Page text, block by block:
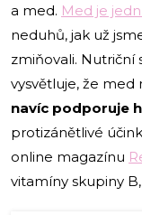
a med. Med je
neduhů, jak už
zmiňovali. Nutriční
vysvětluje, že med
navíc podporuje
protizánětlivé
online magazínu
vitamíny skupiny